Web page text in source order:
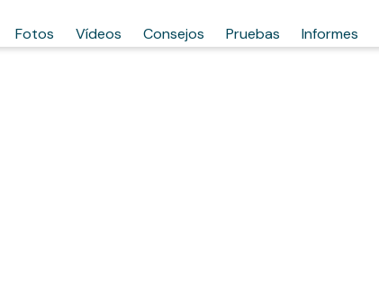
Fotos Vídeos Consejos Pruebas Informes